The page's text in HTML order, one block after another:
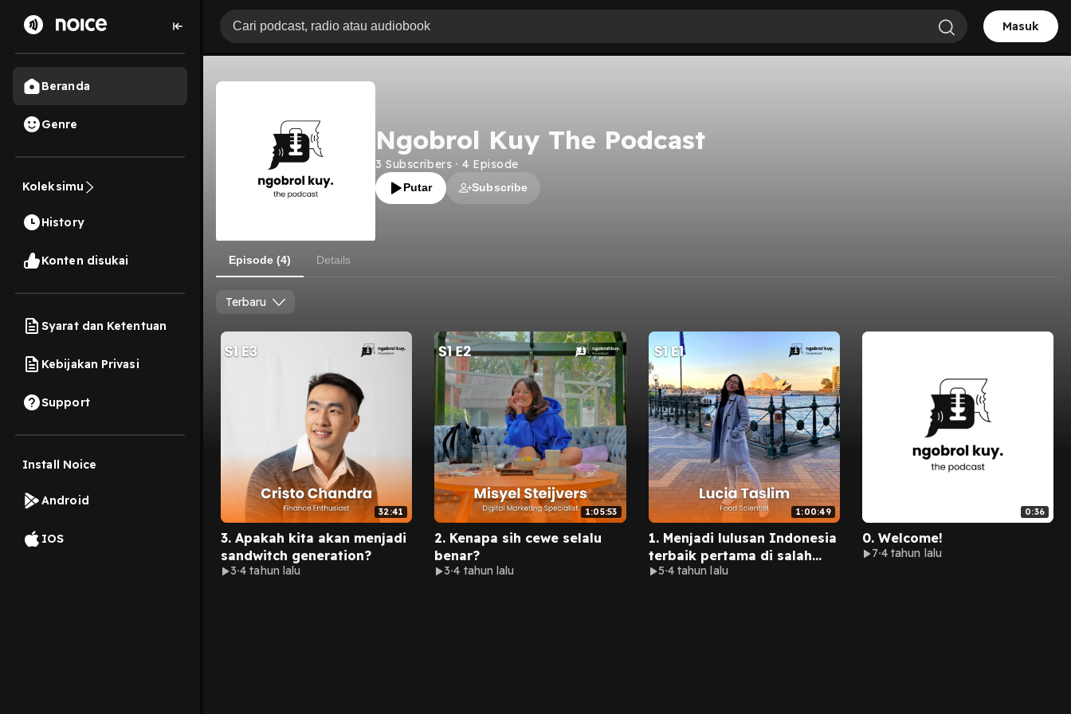
Beranda
Genre
Koleksimu
History
Konten disukai
Syarat dan Ketentuan
Kebijakan Privasi
Support
Install Noice
Android
IOS
Masuk
Ngobrol Kuy The Podcast
3 Subscribers · 4 Episode
Putar Subscribe
Episode (4) Details
Terbaru
32:41
3. Apakah kita akan menjadi
sandwitch generation?
3 4 tahun lalu
1:05:53
2. Kenapa sih cewe selalu
benar?
3 4 tahun lalu
1:00:49
1. Menjadi lulusan Indonesia
terbaik pertama di salah
satu universitas Group of
5 4 tahun lalu
0:36
0. Welcome!
7 4 tahun lalu